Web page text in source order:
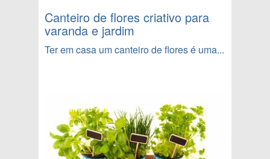
Canteiro de flores criativo para
varanda e jardim
Ter em casa um canteiro de flores é uma...
Jardins e Áreas Externas